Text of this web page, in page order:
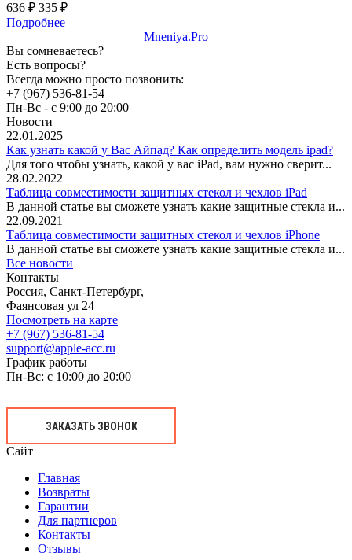
636 ₽ 335 ₽
Подробнее
Mneniya.Pro
Вы сомневаетесь?
Есть вопросы?
Всегда можно просто позвонить:
+7 (967) 536-81-54
Пн-Вс - с 9:00 до 20:00
Новости
22.01.2025
Как узнать какой у Вас Айпад? Как определить модель ipad?
Для того чтобы узнать, какой у вас iPad, вам нужно сверит...
28.02.2022
Таблица совместимости защитных стекол и чехлов iPad
В данной статье вы сможете узнать какие защитные стекла и...
22.09.2021
Таблица совместимости защитных стекол и чехлов iPhone
В данной статье вы сможете узнать какие защитные стекла и...
Все новости
Контакты
Россия, Санкт-Петербург,
Фаянсовая ул 24
Посмотреть на карте
+7 (967) 536-81-54
support@apple-acc.ru
График работы
Пн-Вс: с 10:00 до 20:00
ЗАКАЗАТЬ ЗВОНОК
Сайт
Главная
Возвраты
Гарантии
Для партнеров
Контакты
Отзывы